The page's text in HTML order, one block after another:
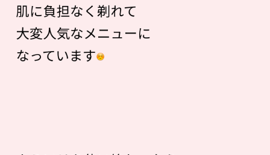
肌に負担なく剃れて
大変人気なメニューに
なっています